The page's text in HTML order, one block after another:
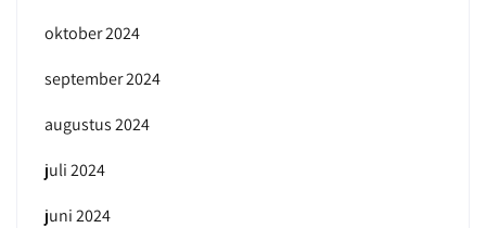
oktober 2024
september 2024
augustus 2024
juli 2024
juni 2024